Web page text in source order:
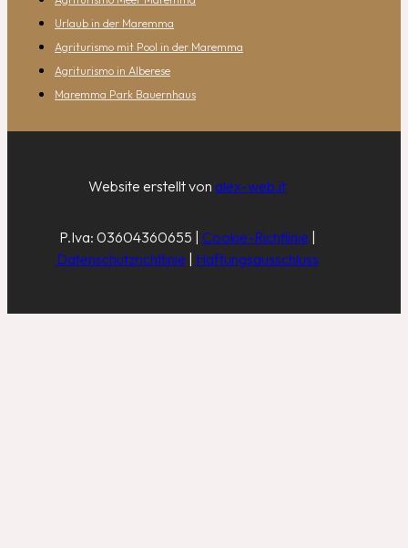
Urlaub in der Maremma
Agriturismo mit Pool in der Maremma
Agriturismo in Alberese
Maremma Park Bauernhaus
Website erstellt vonalex-web.it
P.Iva: 03604360655 | Cookie-Richtlinie
Datenschutzrichtlinie
Haftungsausschluss